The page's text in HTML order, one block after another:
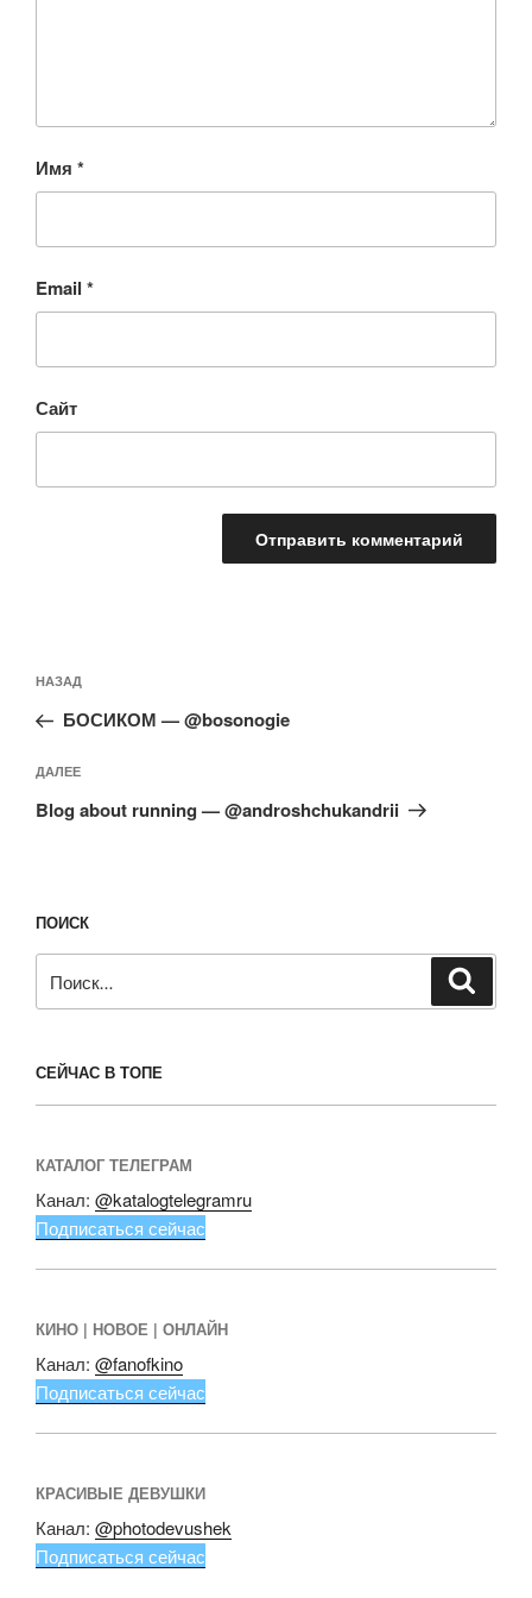
Имя *
Email *
Сайт
по
записям
Предыдущая
запись:
НАЗАД
БОСИКОМ — @bosonogie
Следующая
запись
ДАЛЕЕ
Blog about running — @androshchukandrii
ПОИСК
СЕЙЧАС В ТОПЕ
КАТАЛОГ ТЕЛЕГРАМ
Канал: @katalogtelegramru
Подписаться сейчас
КИНО | НОВОЕ | ОНЛАЙН
Канал: @fanofkino
Подписаться сейчас
КРАСИВЫЕ ДЕВУШКИ
Канал: @photodevushek
Подписаться сейчас